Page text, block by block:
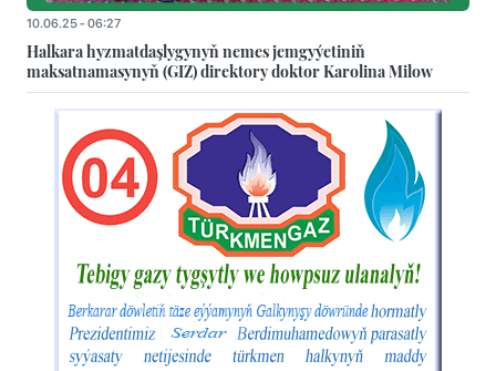
10.06.25 - 06:27
Halkara hyzmatdaşlygynyň nemes jemgyýetiniň
maksatnamasynyň (GIZ) direktory doktor Karolina Milow